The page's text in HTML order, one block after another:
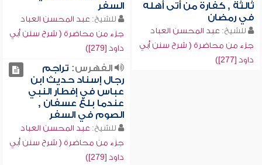
ثالثة , كفارة من أتى أهله
في رمضان
للشيخ: عبد المحسن العباد
جزء من محاضرة ( شرح سنن أبي
داود [277])
السفر
للشيخ: عبد المحسن العباد
جزء من محاضرة ( شرح سنن أبي
داود [279])
الفهرس: تراجم
رجال إسناد حديث ابن
عباس في إفطار النبي
عندما بلغ عسفان ,
الصوم في السفر
للشيخ: عبد المحسن العباد
جزء من محاضرة ( شرح سنن أبي
داود [279])